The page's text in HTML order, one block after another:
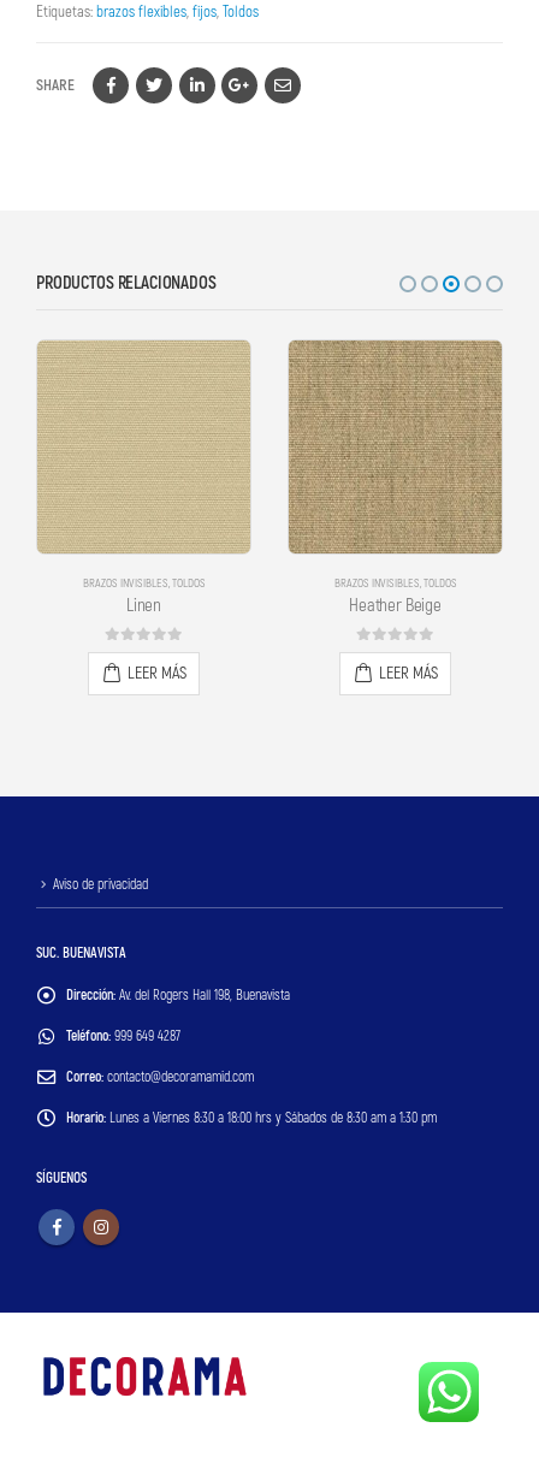
Etiquetas:brazos flexibles,fijos,Toldos
SHARE
PRODUCTOS RELACIONADOS
BRAZOS INVISIBLES,TOLDOS
Linen
0out of 5
LEER MÁS
BRAZOS INVISIBLES,TOLDOS
Heather Beige
0out of 5
LEER MÁS
Aviso de privacidad
SUC. BUENAVISTA
Dirección: Av. del Rogers Hall 198, Buenavista
Teléfono: 999 649 4287
Correo: contacto@decoramamid.com
Horario: Lunes a Viernes 8:30 a 18:00 hrs y Sábados de 8:30 am a 1:30 pm
SÍGUENOS